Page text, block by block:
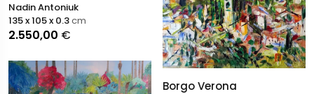
Nadin Antoniuk
2.550,00 €
135 x 105 x 0.3cm
Borgo Verona